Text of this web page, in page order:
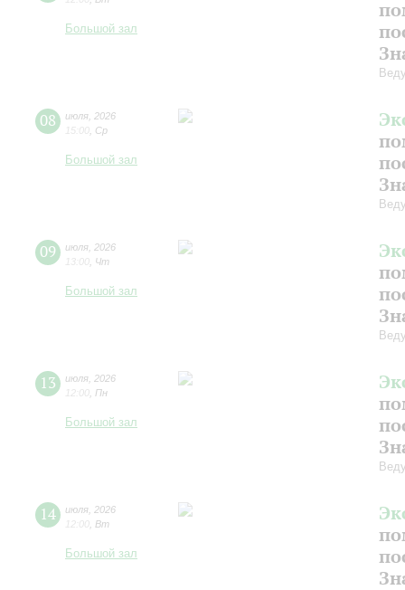
Большой зал
08 июля 2026
15:00 Ср
Большой зал
09 июля 2026
13:00 Чт
Большой зал
13 июля 2026
12:00 Пн
Большой зал
14 июля 2026
12:00 Вт
Большой зал